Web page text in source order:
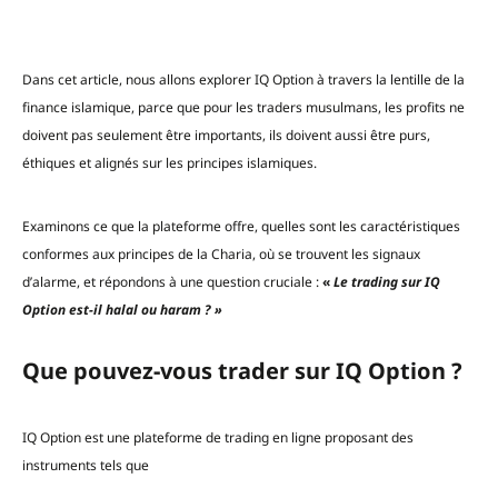
Dans cet article, nous allons explorer IQ Option à travers la lentille de la
finance islamique, parce que pour les traders musulmans, les profits ne
doivent pas seulement être importants, ils doivent aussi être purs,
éthiques et alignés sur les principes islamiques.
Examinons ce que la plateforme offre, quelles sont les caractéristiques
conformes aux principes de la Charia, où se trouvent les signaux
d’alarme, et répondons à une question cruciale :«Le trading sur IQ
Option est-il halal ou haram ? »
Que pouvez-vous trader sur IQ Option ?
IQ Option est une plateforme de trading en ligne proposant des
instruments tels que